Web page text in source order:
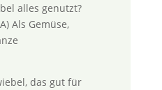
alles genutzt?
Als Gemüse,
das gut für